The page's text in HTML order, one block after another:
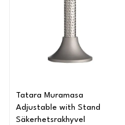
Tatara Muramasa
Adjustable with Stand
Säkerhetsrakhyvel